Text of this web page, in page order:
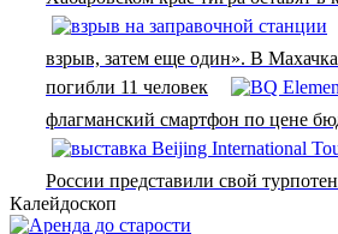
взрыв, затем еще один». В
погибли 11 человек
флагманский смартфон по цене
России представили свой
Калейдоскоп